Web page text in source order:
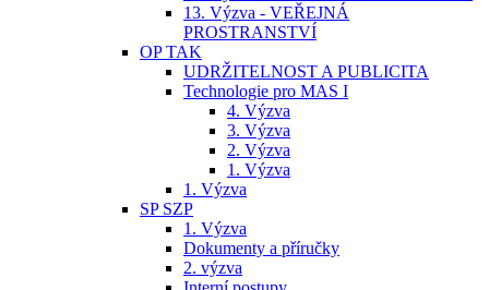
13. Výzva - VEŘEJNÁ
PROSTRANSTVÍ
OP TAK
UDRŽITELNOST A PUBLICITA
Technologie pro MAS I
4. Výzva
3. Výzva
2. Výzva
1. Výzva
1. Výzva
SP SZP
1. Výzva
Dokumenty a příručky
2. výzva